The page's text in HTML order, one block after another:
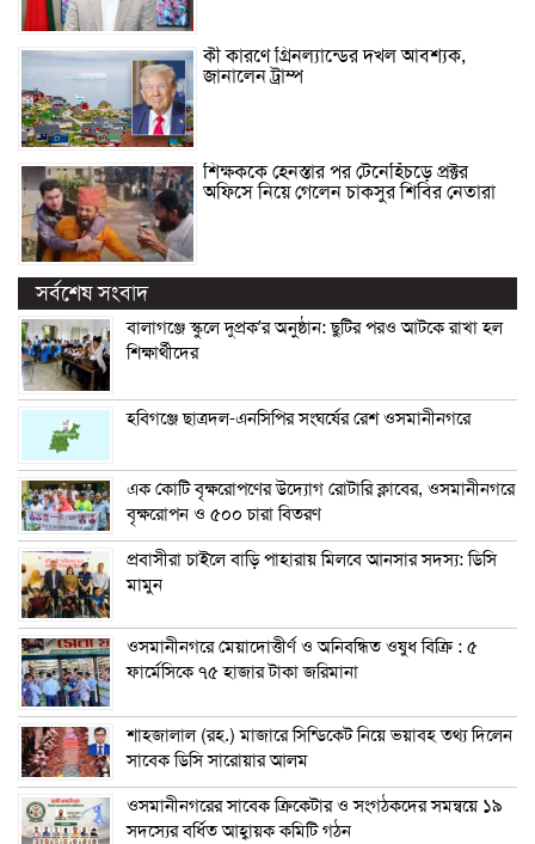
কী কারণে গ্রিনল্যান্ডের দখল আবশ্যক,
জানালেন ট্রাম্প
শিক্ষককে হেনস্তার পর টেনেহিঁচড়ে প্রক্টর
অফিসে নিয়ে গেলেন চাকসুর শিবির নেতারা
সর্বশেষ সংবাদ
বালাগঞ্জে স্কুলে দুপ্রক’র অনুষ্ঠান: ছুটির পরও আটকে রাখা হল
শিক্ষার্থীদের
হবিগঞ্জে ছাত্রদল-এনসিপির সংঘর্ষের রেশ ওসমানীনগরে
এক কোটি বৃক্ষরোপণের উদ্যোগ রোটারি ক্লাবের, ওসমানীনগরে
বৃক্ষরোপন ও ৫০০ চারা বিতরণ
প্রবাসীরা চাইলে বাড়ি পাহারায় মিলবে আনসার সদস্য: ডিসি
মামুন
ওসমানীনগরে মেয়াদোত্তীর্ণ ও অনিবন্ধিত ওষুধ বিক্রি : ৫
ফার্মেসিকে ৭৫ হাজার টাকা জরিমানা
শাহজালাল (রহ.) মাজারে সিন্ডিকেট নিয়ে ভয়াবহ তথ্য দিলেন
সাবেক ডিসি সারোয়ার আলম
ওসমানীনগরের সাবেক ক্রিকেটার ও সংগঠকদের সমন্বয়ে ১৯
সদস্যের বর্ধিত আহ্বায়ক কমিটি গঠন